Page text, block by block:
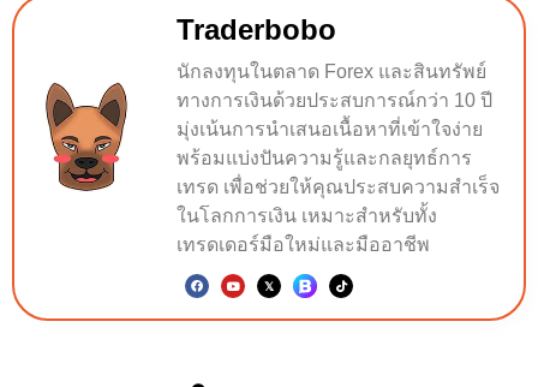
Traderbobo
นักลงทุนในตลาด Forex และสินทรัพย์
ทางการเงินด้วยประสบการณ์กว่า 10 ปี
มุ่งเน้นการนำเสนอเนื้อหาที่เข้าใจง่าย
พร้อมแบ่งปันความรู้และกลยุทธ์การ
เทรด เพื่อช่วยให้คุณประสบความสำเร็จ
ในโลกการเงิน เหมาะสำหรับทั้ง
เทรดเดอร์มือใหม่และมืออาชีพ